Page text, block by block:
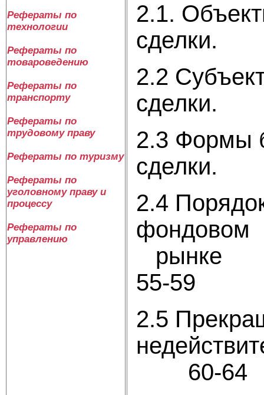
Рефераты по
технологии
Рефераты по
товароведению
Рефераты по
транспорту
Рефераты по
трудовому праву
Рефераты по туризму
Рефераты по
уголовному праву и
процессу
Рефераты по
управлению
2.1.
2.2
2.3 Формы
2.4
фондовом
55-59
2.5
60-64